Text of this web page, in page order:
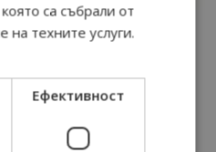
са събрали от
на техните услуги.
Ефективност